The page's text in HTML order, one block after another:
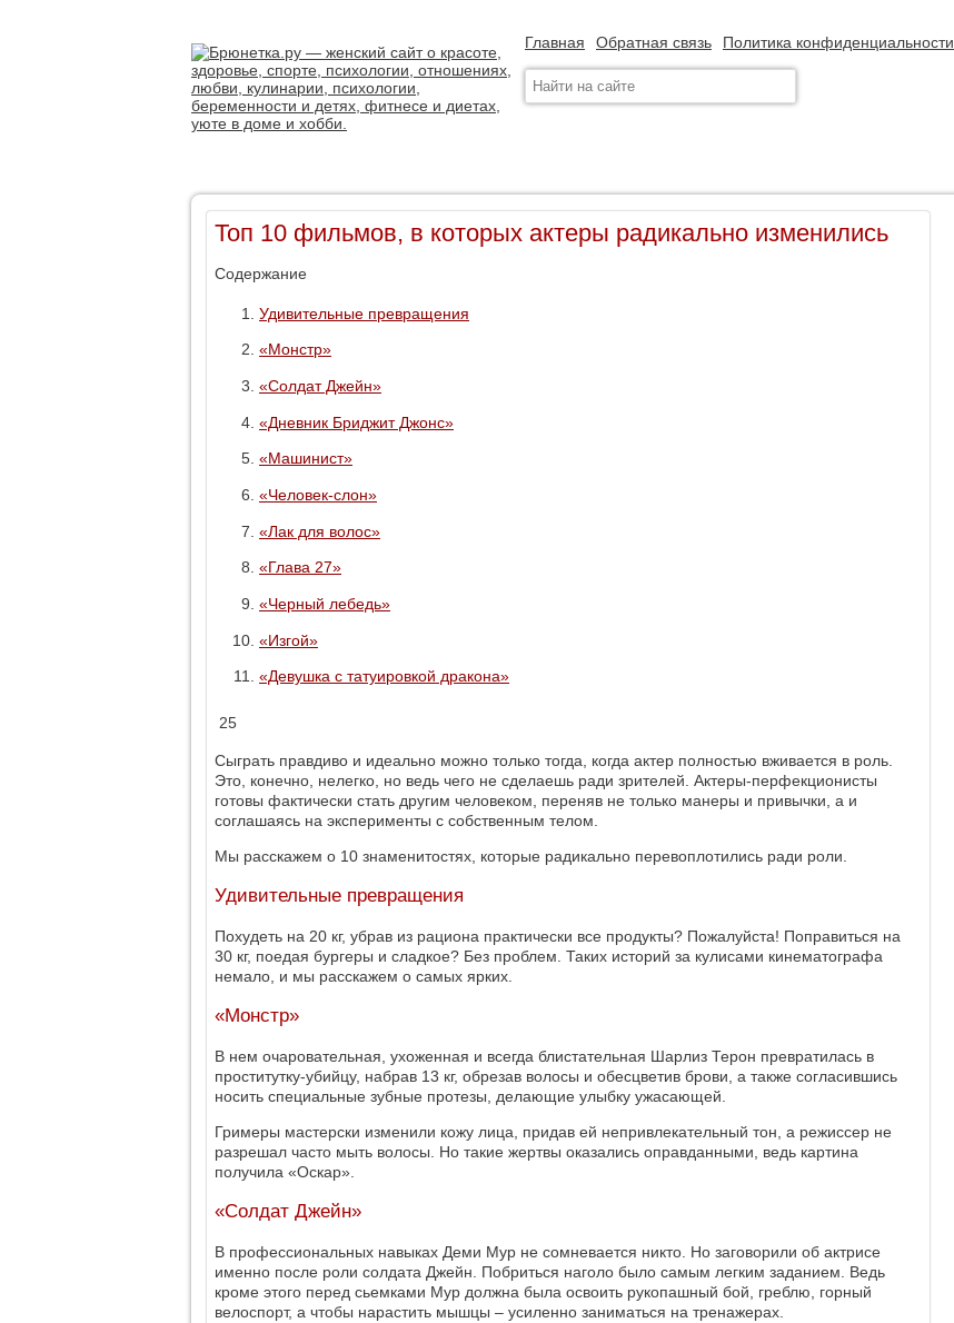
Главная Обратная связь Политика конфиденциальности
Топ 10 фильмов, в которых актеры радикально изменились
Содержание
Удивительные превращения
«Монстр»
«Солдат Джейн»
«Дневник Бриджит Джонс»
«Машинист»
«Человек-слон»
«Лак для волос»
«Глава 27»
«Черный лебедь»
«Изгой»
«Девушка с татуировкой дракона»
25
Сыграть правдиво и идеально можно только тогда, когда актер полностью вживается в роль.
Это, конечно, нелегко, но ведь чего не сделаешь ради зрителей. Актеры-перфекционисты
готовы фактически стать другим человеком, переняв не только манеры и привычки, а и
соглашаясь на эксперименты с собственным телом.
Мы расскажем о 10 знаменитостях, которые радикально перевоплотились ради роли.
Удивительные превращения
Похудеть на 20 кг, убрав из рациона практически все продукты? Пожалуйста! Поправиться на
30 кг, поедая бургеры и сладкое? Без проблем. Таких историй за кулисами кинематографа
немало, и мы расскажем о самых ярких.
«Монстр»
В нем очаровательная, ухоженная и всегда блистательная Шарлиз Терон превратилась в
проститутку-убийцу, набрав 13 кг, обрезав волосы и обесцветив брови, а также согласившись
носить специальные зубные протезы, делающие улыбку ужасающей.
Гримеры мастерски изменили кожу лица, придав ей непривлекательный тон, а режиссер не
разрешал часто мыть волосы. Но такие жертвы оказались оправданными, ведь картина
получила «Оскар».
«Солдат Джейн»
В профессиональных навыках Деми Мур не сомневается никто. Но заговорили об актрисе
именно после роли солдата Джейн. Побриться наголо было самым легким заданием. Ведь
кроме этого перед сьемками Мур должна была освоить рукопашный бой, греблю, горный
велоспорт, а чтобы нарастить мышцы – усиленно заниматься на тренажерах.